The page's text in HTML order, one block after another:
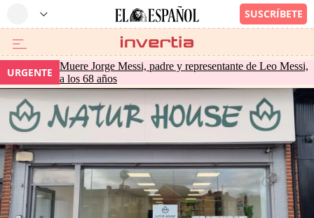
URGENTE
Muere Jorge Messi, padre y representante de Leo Messi,
a los 68 años